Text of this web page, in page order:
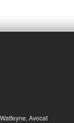
Avocat